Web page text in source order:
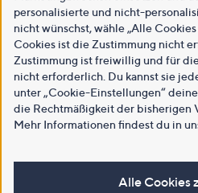
personalisierte und nicht-
nicht wünschst, wähle „Alle
Cookies ist die Zustimmung nicht
Zustimmung ist freiwillig und für
nicht erforderlich. Du kannst sie
unter „Cookie-Einstellungen“
die Rechtmäßigkeit der bisherigen
Mehr Informationen findest du in
Alle Cookies